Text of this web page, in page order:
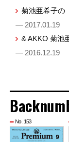
菊池亜希子
— 2017.01.19
& AKKO 菊池
— 2016.12.19
No. 153